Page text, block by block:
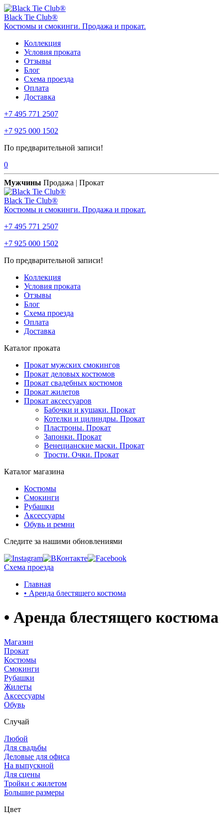
Black Tie Club®
Костюмы и смокинги. Продажа и прокат.
Коллекция
Условия проката
Отзывы
Блог
Схема проезда
Оплата
Доставка
+7 495 771 2507
+7 925 000 1502
По предварительной записи!
0
Мужчины Продажа | Прокат
Black Tie Club®
Костюмы и смокинги. Продажа и прокат.
+7 495 771 2507
+7 925 000 1502
По предварительной записи!
Коллекция
Условия проката
Отзывы
Блог
Схема проезда
Оплата
Доставка
Каталог проката
Прокат мужских смокингов
Прокат деловых костюмов
Прокат свадебных костюмов
Прокат жилетов
Прокат аксессуаров
Бабочки и кушаки. Прокат
Котелки и цилиндры. Прокат
Пластроны. Прокат
Запонки. Прокат
Венецианские маски. Прокат
Трости. Очки. Прокат
Каталог магазина
Костюмы
Смокинги
Рубашки
Аксессуары
Обувь и ремни
Следите за нашими обновлениями
Схема проезда
Главная
• Аренда блестящего костюма
• Аренда блестящего костюма
Магазин
Прокат
Костюмы
Смокинги
Рубашки
Жилеты
Аксессуары
Обувь
Случай
Любой
Для свадьбы
Деловые для офиса
На выпускной
Для сцены
Тройки с жилетом
Большие размеры
Цвет